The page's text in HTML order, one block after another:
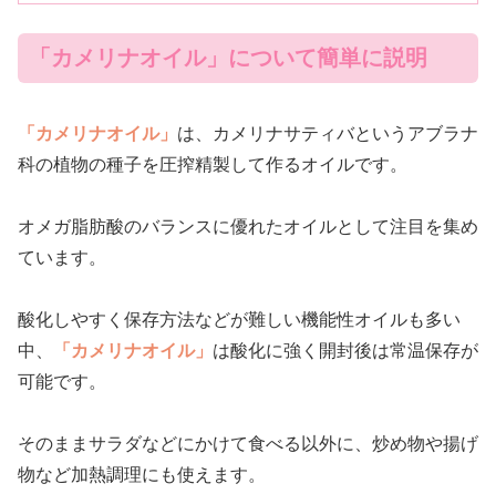
「カメリナオイル」について簡単に説明
「カメリナオイル」 は、カメリナサティバというアブラナ
科の植物の種子を圧搾精製して作るオイルです。
オメガ脂肪酸のバランスに優れたオイルとして注目を集め
ています。
酸化しやすく保存方法などが難しい機能性オイルも多い
中、
「カメリナオイル」 は酸化に強く開封後は常温保存が
可能です。
そのままサラダなどにかけて食べる以外に、炒め物や揚げ
物など加熱調理にも使えます。